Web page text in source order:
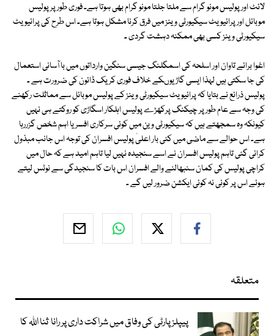
لائٹ اور پولیس مونو گرام سے ملتا جلتا مونو گرام بھی ہوتا ہے۔ فوری طور پر پولیس
موبائل اور پرائیویٹ سیکیورٹی وینز میں فرق کرنا مشکل ہوتا ہے۔ اس طرح کی پرائیویٹ
سیکیورٹی وینز کسی بھی ممکنہ دہشت گردی ۔
اغوا برائے تاوان اور اسلحہ کی اسمگلنگ جیسی سنگین وارداتوں میں با آسانی استعمال
کی جا سکتی ہیں لہذا ایسی گاڑیوںکے خلاف فوری کریک ڈائون کی ضرورت ہے ۔
پولیس ذرائع نے بتایا کہ پرائیویٹ سیکیورٹی وینز کے پولیس موبائل سے مماثلت رکھنے
کی وجہ سے عام طور پر چیکنگ پرکھڑے پولیس اہلکار اسگاڑی کو روکتے ہی نہیں
کیونکہ وہ سمجھتے ہیں کہ سیکیورٹی وین میں کوئی سرکاری افسر یا اہم شخص گزررہا
ہے۔ اس حوالے سے ماضی میں کئی بار اعلیٰ پولیس افسران کی توجہ اس جانب مبذول
کرائی گئی تاہم پولیس افسران نے اسے سنجیدہ نہیں لیا تاہم امید ہے کہ حال میں
کراچی پولیس کی کمان سنبھالنے والے افسران اس بات کا سنجیدگی سے نوٹس لیتے
ہوئے اس پر کوئی نہ کوئی ایکشن ضرور لیں گے ۔
متعلقہ
پیپلز پارٹی کی وفاق میں شراکت داری پر رانا ثنا اللہ کا